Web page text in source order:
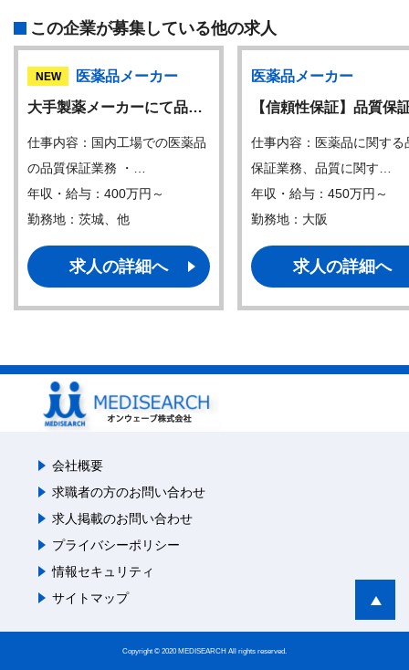
この企業が募集している他の求人
NEW
医薬品メーカー
大手製薬メーカーにて品…
仕事内容：国内工場での医薬品
の品質保証業務 ・…
年収・給与：400万円～
勤務地：茨城、他
求人の詳細へ
医薬品メーカー
【信頼性保証】品質保
仕事内容：医薬品に関する
保証業務、品質に関す…
年収・給与：450万円～
勤務地：大阪
求人の詳細へ
会社概要
求職者の方のお問い合わせ
求人掲載のお問い合わせ
プライバシーポリシー
情報セキュリティ
サイトマップ
Copyright © 2020 MEDISEARCH All rights reserved.